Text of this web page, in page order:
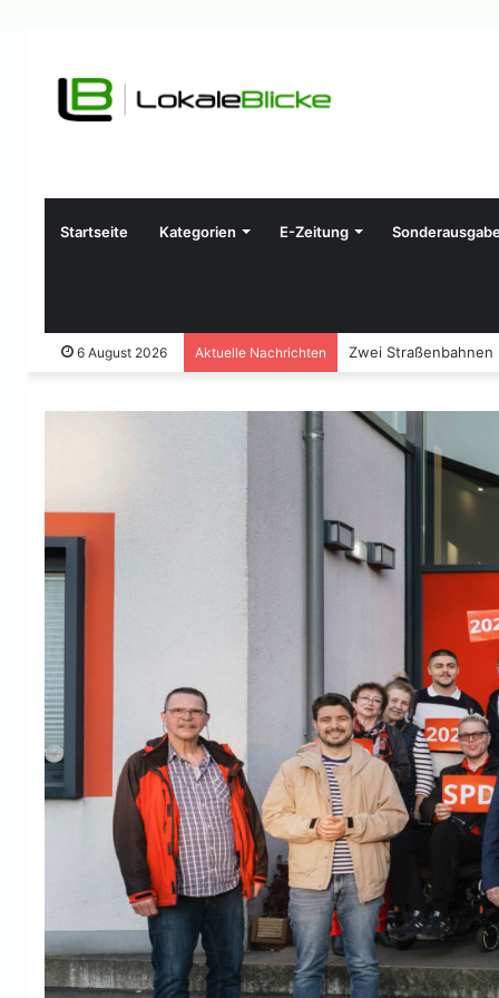
Startseite Kategorien E-Zeitung
6 August 2026 Aktuelle Nachrichten Zwei